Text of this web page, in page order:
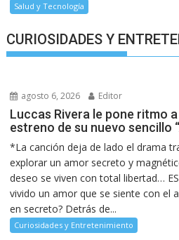
Salud y Tecnología
CURIOSIDADES Y
agosto 6, 2026 Editor
Luccas Rivera le pone ritmo
estreno de su nuevo sencillo
*La canción deja de lado el drama
explorar un amor secreto y
deseo se viven con total libertad…
vivido un amor que se siente con el
en secreto? Detrás de...
Curiosidades y Entretenimiento